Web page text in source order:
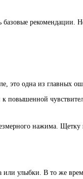
рекомендации.
это одна из главных
повышенной
нажима.
улыбки. В то же